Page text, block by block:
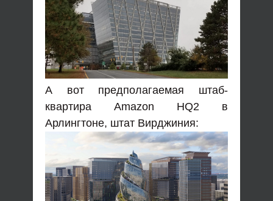
А вот предполагаемая штаб-
квартира Amazon HQ2 в
Арлингтоне, штат Вирджиния: